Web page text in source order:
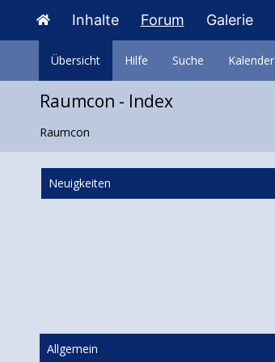
Inhalte Forum Galerie
Übersicht Hilfe Suche Kalender
Raumcon - Index
Raumcon
Neuigkeiten
Allgemein